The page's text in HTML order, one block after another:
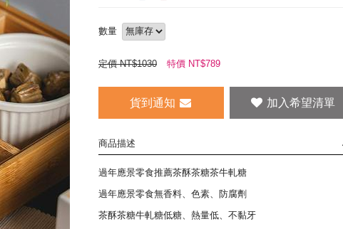
數量
定價 NT$1030 特價 NT$789
貨到通知
商品描述
過年應景零食推薦茶酥茶糖茶牛軋糖
過年應景零食無香料、色素、防腐劑
茶酥茶糖牛軋糖低糖、熱量低、不黏牙